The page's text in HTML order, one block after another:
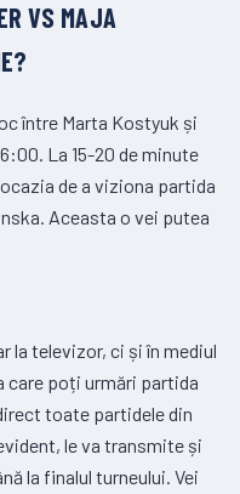
VS MAJA
între Marta Kostyuk și
La 15-20 de minute
de a viziona partida
Aceasta o vei putea
la televizor, ci și în mediul
care poți urmări partida
toate partidele din
le va transmite și
la finalul turneului. Vei